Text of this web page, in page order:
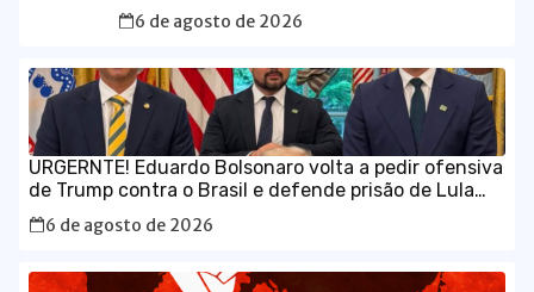
6 de agosto de 2026
URGERNTE! Eduardo Bolsonaro volta a pedir ofensiva
de Trump contra o Brasil e defende prisão de Lula
em vídeo em inglês
6 de agosto de 2026